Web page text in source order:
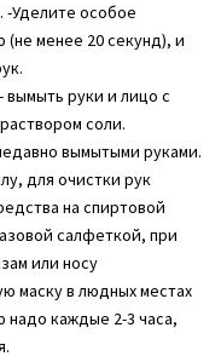
Уделите особое
менее 20 секунд), и
руки и лицо с
соли.
вымытыми руками.
для очистки рук
на спиртовой
салфеткой, при
или носу
маску в людных местах
надо каждые 2-3 часа,